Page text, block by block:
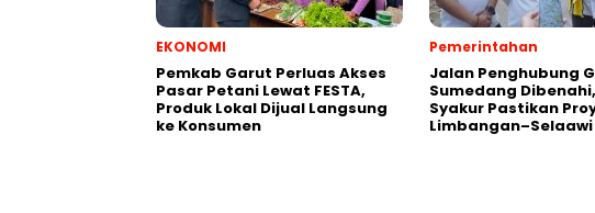
EKONOMI
Pemkab Garut Perluas Akses
Pasar Petani Lewat FESTA,
Produk Lokal Dijual Langsung
ke Konsumen
Pemerintahan
Jalan Penghubung
Sumedang
Syakur Pastikan